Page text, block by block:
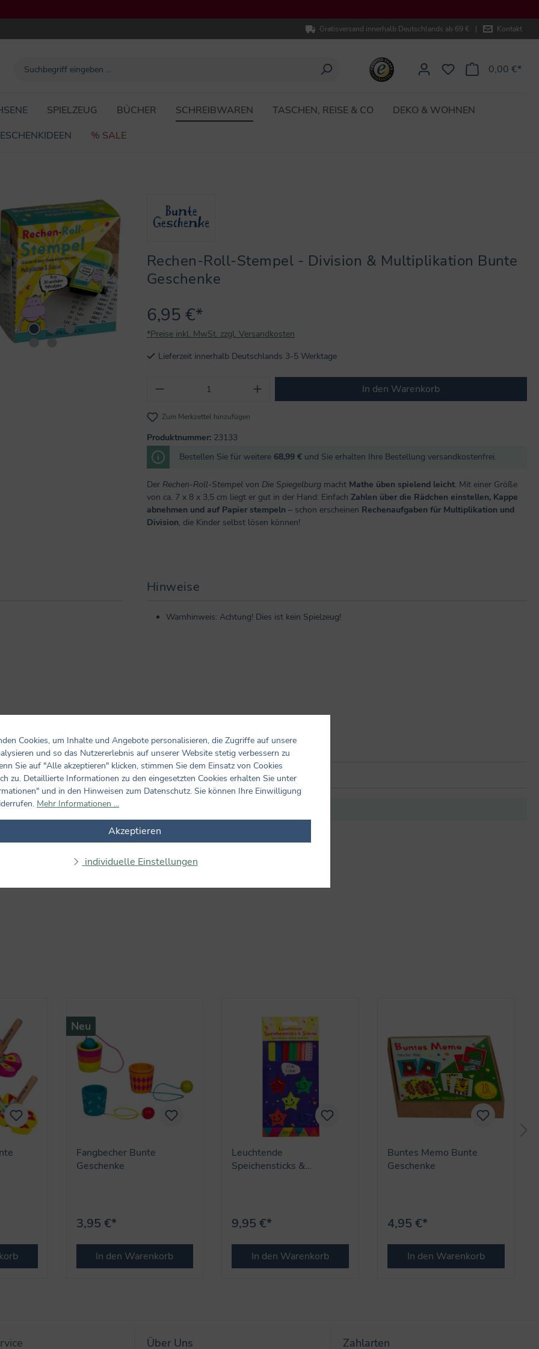
Gratisversand innerhalb Deutschlands ab 69 € | Kontakt
0,00 €*
SPIELZEUG BÜCHER SCHREIBWAREN TASCHEN, REISE & CO
DEKO & WOHNEN
% SALE
Rechen-Roll-Stempel - Division & Multiplikation Bunte
Geschenke
6,95 €*
*Preise inkl. MwSt. zzgl. Versandkosten
Lieferzeit innerhalb Deutschlands 3-5 Werktage
Produkt Anzahl: Gib den gewünschten Wert ein oder
In den Warenkorb
Zum Merkzettel hinzufügen
Produktnummer: 23133
Bestellen Sie für weitere 68,99 € und Sie erhalten Ihre Bestellung versandkostenfrei.
Der Rechen-Roll-Stempel von Die Spiegelburg macht Mathe üben spielend leicht. Mit einer Größe
von ca. 7 x 8 x 3,5 cm liegt er gut in der Hand: Einfach Zahlen über die Rädchen einstellen, Kappe
abnehmen und auf Papier stempeln – schon erscheinen Rechenaufgaben für Multiplikation und
Division, die Kinder selbst lösen können!
Hinweise
Warnhinweis: Achtung! Dies ist kein Spielzeug!
Bewertungen nur in der aktuellen Sprache anzeigen.
Keine Bewertungen gefunden. Teilen Sie Ihre Erfahrungen mit anderen.
Neu
Fangbecher Bunte
Geschenke
3,95 €*
In den Warenkorb
Leuchtende
Speichensticks &
9,95 €*
In den Warenkorb
Buntes Memo Bunte
Geschenke
4,95 €*
In den Warenkorb
Über Uns Zahlarten
Cookies, um Inhalte und Angebote personalisieren, die Zugriffe auf unsere
und so das Nutzererlebnis auf unserer Website stetig verbessern zu
Sie auf "Alle akzeptieren" klicken, stimmen Sie dem Einsatz von Cookies
zu. Detaillierte Informationen zu den eingesetzten Cookies erhalten Sie unter
und in den Hinweisen zum Datenschutz. Sie können Ihre Einwilligung
Mehr Informationen ...
Akzeptieren
individuelle Einstellungen